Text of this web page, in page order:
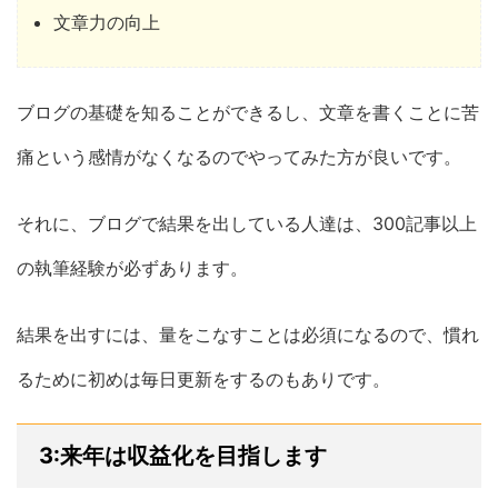
文章力の向上
ブログの基礎を知ることができるし、文章を書くことに苦
痛という感情がなくなるのでやってみた方が良いです。
それに、ブログで結果を出している人達は、300記事以上
の執筆経験が必ずあります。
結果を出すには、量をこなすことは必須になるので、慣れ
るために初めは毎日更新をするのもありです。
3:来年は収益化を目指します